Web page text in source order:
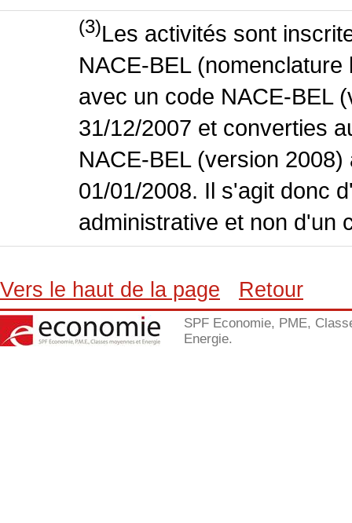
(3)Les activités sont
NACE-BEL
avec un code NACE-BEL
31/12/2007 et converties
NACE-BEL (version
01/01/2008. Il s'agit donc
administrative et non d'un
Vers le haut de la page Retour
SPF Economie, PME,
Energie.